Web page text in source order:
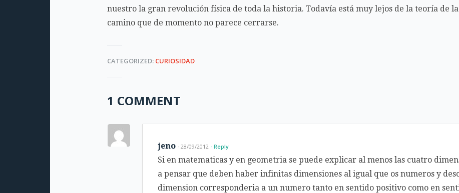
nuestro la gran revolución física de toda la historia. Todavía está muy lejos de la teoría de
camino que de momento no parece cerrarse.
CATEGORIZED: CURIOSIDAD
1 COMMENT
jeno · 28/09/2012 Reply
Si en matematicas y en geometria se puede explicar al menos las cuatro
a pensar que deben haber infinitas dimensiones al igual que os numeros y
dimension corresponderia a un numero tanto en sentido positivo como en